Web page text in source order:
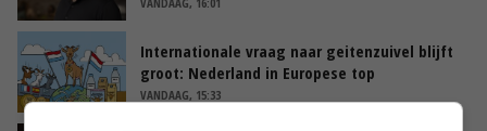
Internationale vraag naar geitenzuivel blijft
groot: Nederland in Europese top
VANDAAG, 15:33